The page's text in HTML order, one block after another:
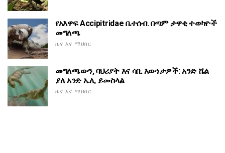
የአእዋፍ Accipitridae ቤተሰብ. በጣም ታዋቂ ተወካዮች
መግለጫ
ዜና እና ማህበር
መግለጫውን, ባህሪያት እና ሳቢ እውነታዎች: አንድ ሼል
ያለ አንድ ኤሊ ይመስላል
ዜና እና ማህበር